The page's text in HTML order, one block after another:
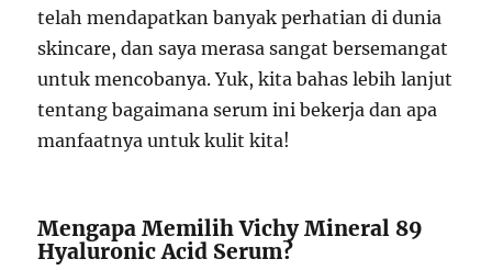
telah mendapatkan banyak perhatian di dunia
skincare, dan saya merasa sangat bersemangat
untuk mencobanya. Yuk, kita bahas lebih lanjut
tentang bagaimana serum ini bekerja dan apa
manfaatnya untuk kulit kita!
Mengapa Memilih Vichy Mineral 89
Hyaluronic Acid Serum?